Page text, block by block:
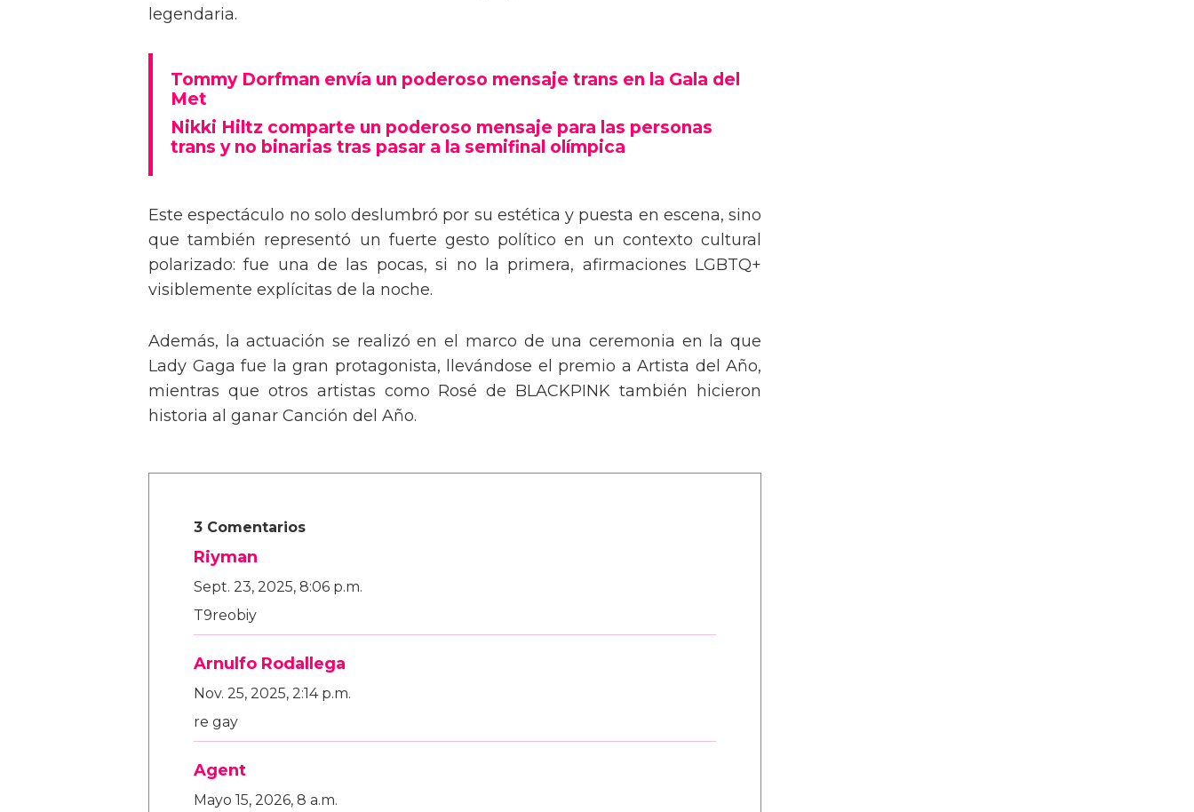
rememorando el icónico estilo de Britney Spears en sus actuaciones más
Tommy Dorfman envía un poderoso mensaje trans en la Gala del
Met
Nikki Hiltz comparte un poderoso mensaje para las personas
Este espectáculo no solo deslumbró por su estética y puesta en escena, sino
que también representó un fuerte gesto político en un contexto cultural
polarizado: fue una de las pocas, si no la primera, afirmaciones LGBTQ+
Además, la actuación se realizó en el marco de una ceremonia en la que
Lady Gaga fue la gran protagonista, llevándose el premio a Artista del Año,
mientras que otros artistas como Rosé de BLACKPINK también hicieron
3 Comentarios
Riyman
Sept. 23, 2025, 8:06 p.m.
T9reobiy
Arnulfo Rodallega
Nov. 25, 2025, 2:14 p.m.
re gay
Agent